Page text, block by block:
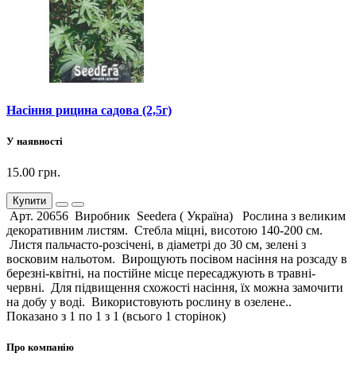
Насіння рицина садова (2,5г)
У наявності
15.00 грн.
Купити
Арт. 20656 Виробник Seedera ( Україна) Рослина з великим
декоративним листям. Стебла міцні, висотою 140-200 см.
Листя пальчасто-розсічені, в діаметрі до 30 см, зелені з
восковим нальотом. Вирощують посівом насіння на розсаду в
березні-квітні, на постійне місце пересаджують в травні-
червні. Для підвищення схожості насіння, їх можна замочити
на добу у воді. Використовують рослину в озелене..
Показано з 1 по 1 з 1 (всього 1 сторінок)
Про компанію